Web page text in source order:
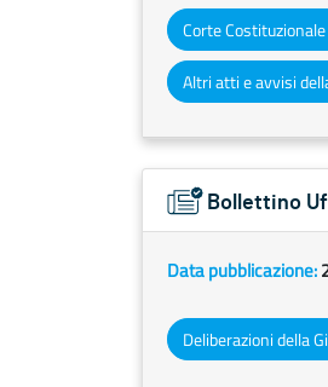
Bollettino
Data pubblicazione:
Deliberazioni della